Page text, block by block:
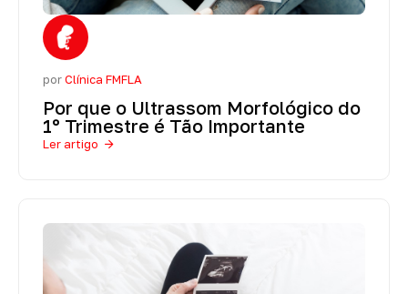
porClínica FMFLA
Por que o Ultrassom Morfológico do
1º Trimestre é Tão Importante
Ler artigo